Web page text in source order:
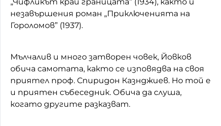
незавършения роман „Приключенията на
Гороломов” (1937).
Мълчалив и много затворен човек, Йовков
обича самотата, както се изповядва на своя
приятел проф. Спиридон Казнджиев. Но той е
и приятен събеседник. Обича да слуша,
когато другите разказват.